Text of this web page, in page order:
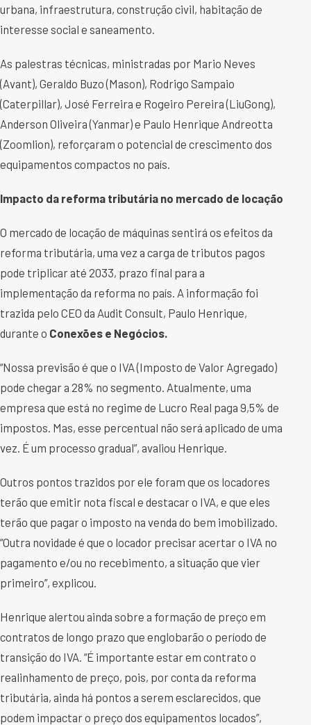
urbana, infraestrutura, construção civil, habitação de
interesse social e saneamento.
As palestras técnicas, ministradas por Mario Neves
(Avant), Geraldo Buzo (Mason), Rodrigo Sampaio
(Caterpillar), José Ferreira e Rogeiro Pereira (LiuGong),
Anderson Oliveira (Yanmar) e Paulo Henrique Andreotta
(Zoomlion), reforçaram o potencial de crescimento dos
equipamentos compactos no país.
Impacto da reforma tributária no mercado de locação
O mercado de locação de máquinas sentirá os efeitos da
reforma tributária, uma vez a carga de tributos pagos
pode triplicar até 2033, prazo final para a
implementação da reforma no país. A informação foi
trazida pelo CEO da Audit Consult, Paulo Henrique,
durante o Conexões e Negócios.
“Nossa previsão é que o IVA (Imposto de Valor Agregado)
pode chegar a 28% no segmento. Atualmente, uma
empresa que está no regime de Lucro Real paga 9,5% de
impostos. Mas, esse percentual não será aplicado de uma
vez. É um processo gradual”, avaliou Henrique.
Outros pontos trazidos por ele foram que os locadores
terão que emitir nota fiscal e destacar o IVA, e que eles
terão que pagar o imposto na venda do bem imobilizado.
“Outra novidade é que o locador precisar acertar o IVA no
pagamento e/ou no recebimento, a situação que vier
primeiro”, explicou.
Henrique alertou ainda sobre a formação de preço em
contratos de longo prazo que englobarão o período de
transição do IVA. “É importante estar em contrato o
realinhamento de preço, pois, por conta da reforma
tributária, ainda há pontos a serem esclarecidos, que
podem impactar o preço dos equipamentos locados”,